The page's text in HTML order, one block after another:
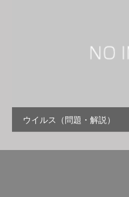
ウイルス（問題・解説）